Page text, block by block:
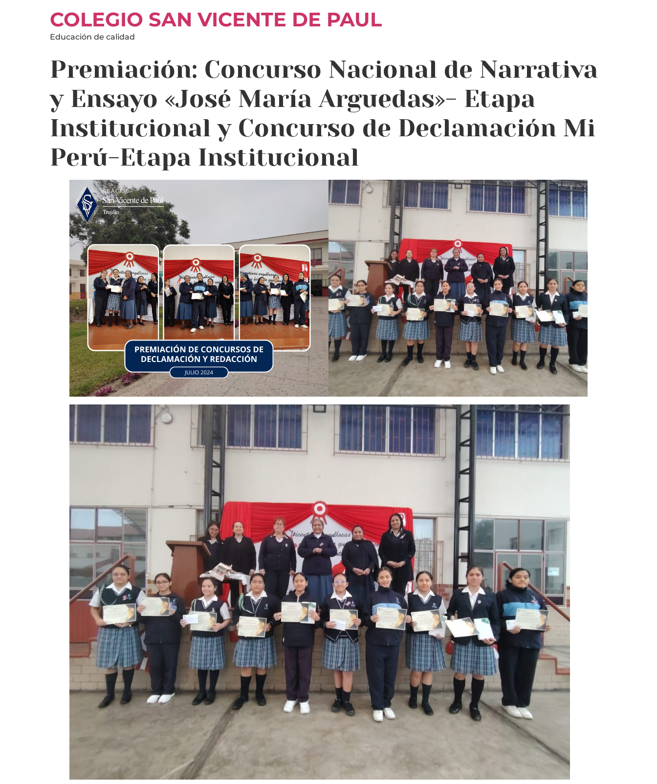
COLEGIO SAN VICENTE DE PAUL
Educación de calidad
Premiación: Concurso Nacional de Narrativa
y Ensayo «José María Arguedas»- Etapa
Institucional y Concurso de Declamación Mi
Perú-Etapa Institucional